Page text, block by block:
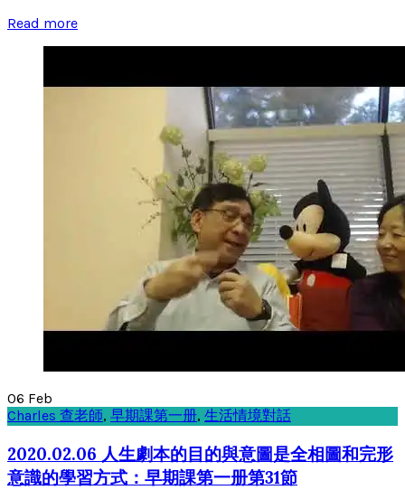
Read more
06 Feb
Charles 查老師, 早期課第一册, 生活情境對話
2020.02.06 人生劇本的目的與意圖是全相圖和完形
意識的學習方式：早期課第一册第31節